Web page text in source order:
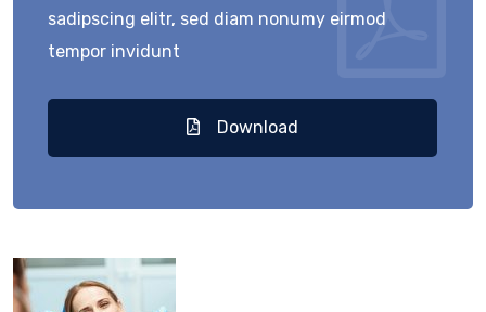
sadipscing elitr, sed diam nonumy eirmod
tempor invidunt
Download